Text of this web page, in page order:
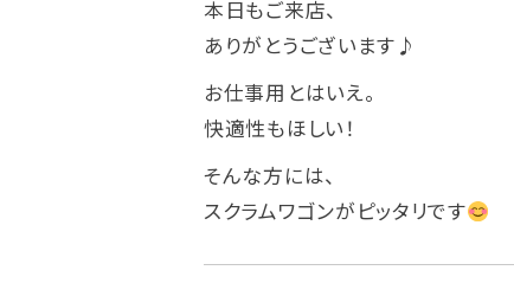
本日もご来店、
ありがとうございます♪
お仕事用とはいえ。
快適性もほしい！
そんな方には、
スクラムワゴンがピッタリです